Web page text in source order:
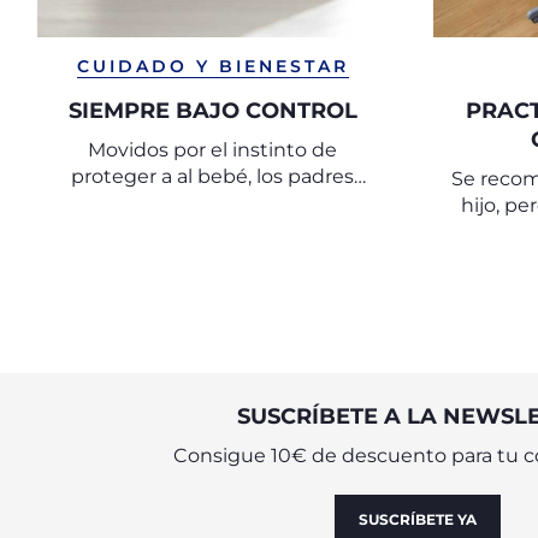
CUIDADO Y BIENESTAR
SIEMPRE BAJO CONTROL
Movidos por el instinto de
proteger a al bebé, los padres
Se
hijo,
SUSCRÍBETE A LA
Consigue 10€ de descuento para tu
SUSCRÍBETE YA